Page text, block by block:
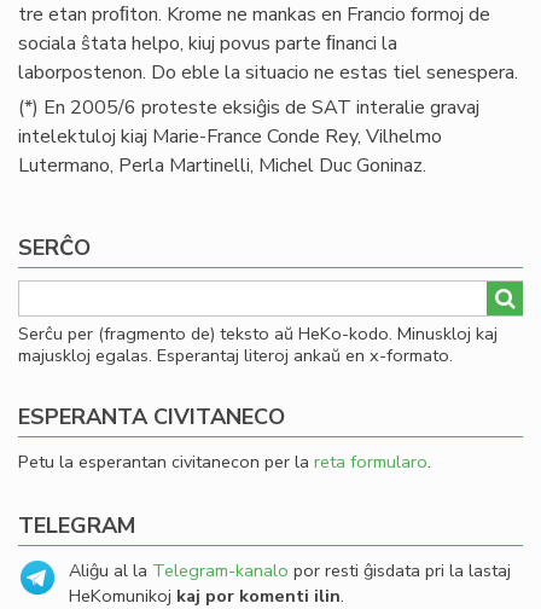
tre etan proﬁton. Krome ne mankas en Francio formoj de
sociala ŝtata helpo, kiuj povus parte ﬁnanci la
laborpostenon. Do eble la situacio ne estas tiel senespera.
(*) En 2005/6 proteste eksiĝis de SAT interalie gravaj
intelektuloj kiaj Marie-France Conde Rey, Vilhelmo
Lutermano, Perla Martinelli, Michel Duc Goninaz.
SERĈO
Serĉu per (fragmento de) teksto aŭ HeKo-kodo. Minuskloj kaj
majuskloj egalas. Esperantaj literoj ankaŭ en x-formato.
ESPERANTA CIVITANECO
Petu la esperantan civitanecon per la reta formularo.
TELEGRAM
Aliĝu al la Telegram-kanalo por resti ĝisdata pri la lastaj
HeKomunikoj kaj por komenti ilin.